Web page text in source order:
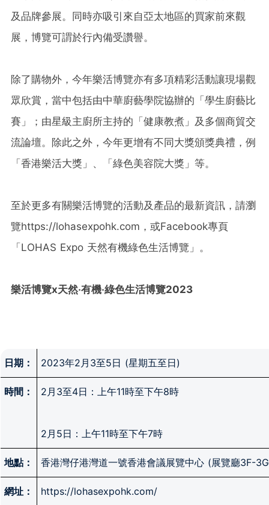
及品牌參展。同時亦吸引來自亞太地區的買家前來觀
展，博覽可謂於行內備受讚譽。
除了購物外，今年樂活博覽亦有多項精彩活動讓現場觀
眾欣賞，當中包括由中華廚藝學院協辦的「學生廚藝比
賽」；由星級主廚所主持的「健康教煮」及多個商貿交
流論壇。除此之外，今年更增有不同大獎頒獎典禮，例
「香港樂活大獎」、「綠色美容院大獎」等。
至於更多有關樂活博覽的活動及產品的最新資訊，請瀏
覽https://lohasexpohk.com，或Facebook專頁
「LOHAS Expo 天然有機綠色生活博覽」。
樂活博覽x天然‧有機‧綠色生活博覽2023
日期： 2023年2月3至5日 (星期五至日)
時間： 2月3至4日：上午11時至下午8時
2月5日：上午11時至下午7時
地點： 香港灣仔港灣道一號香港會議展覽中心 (展覽廳3F-
網址： https://lohasexpohk.com/